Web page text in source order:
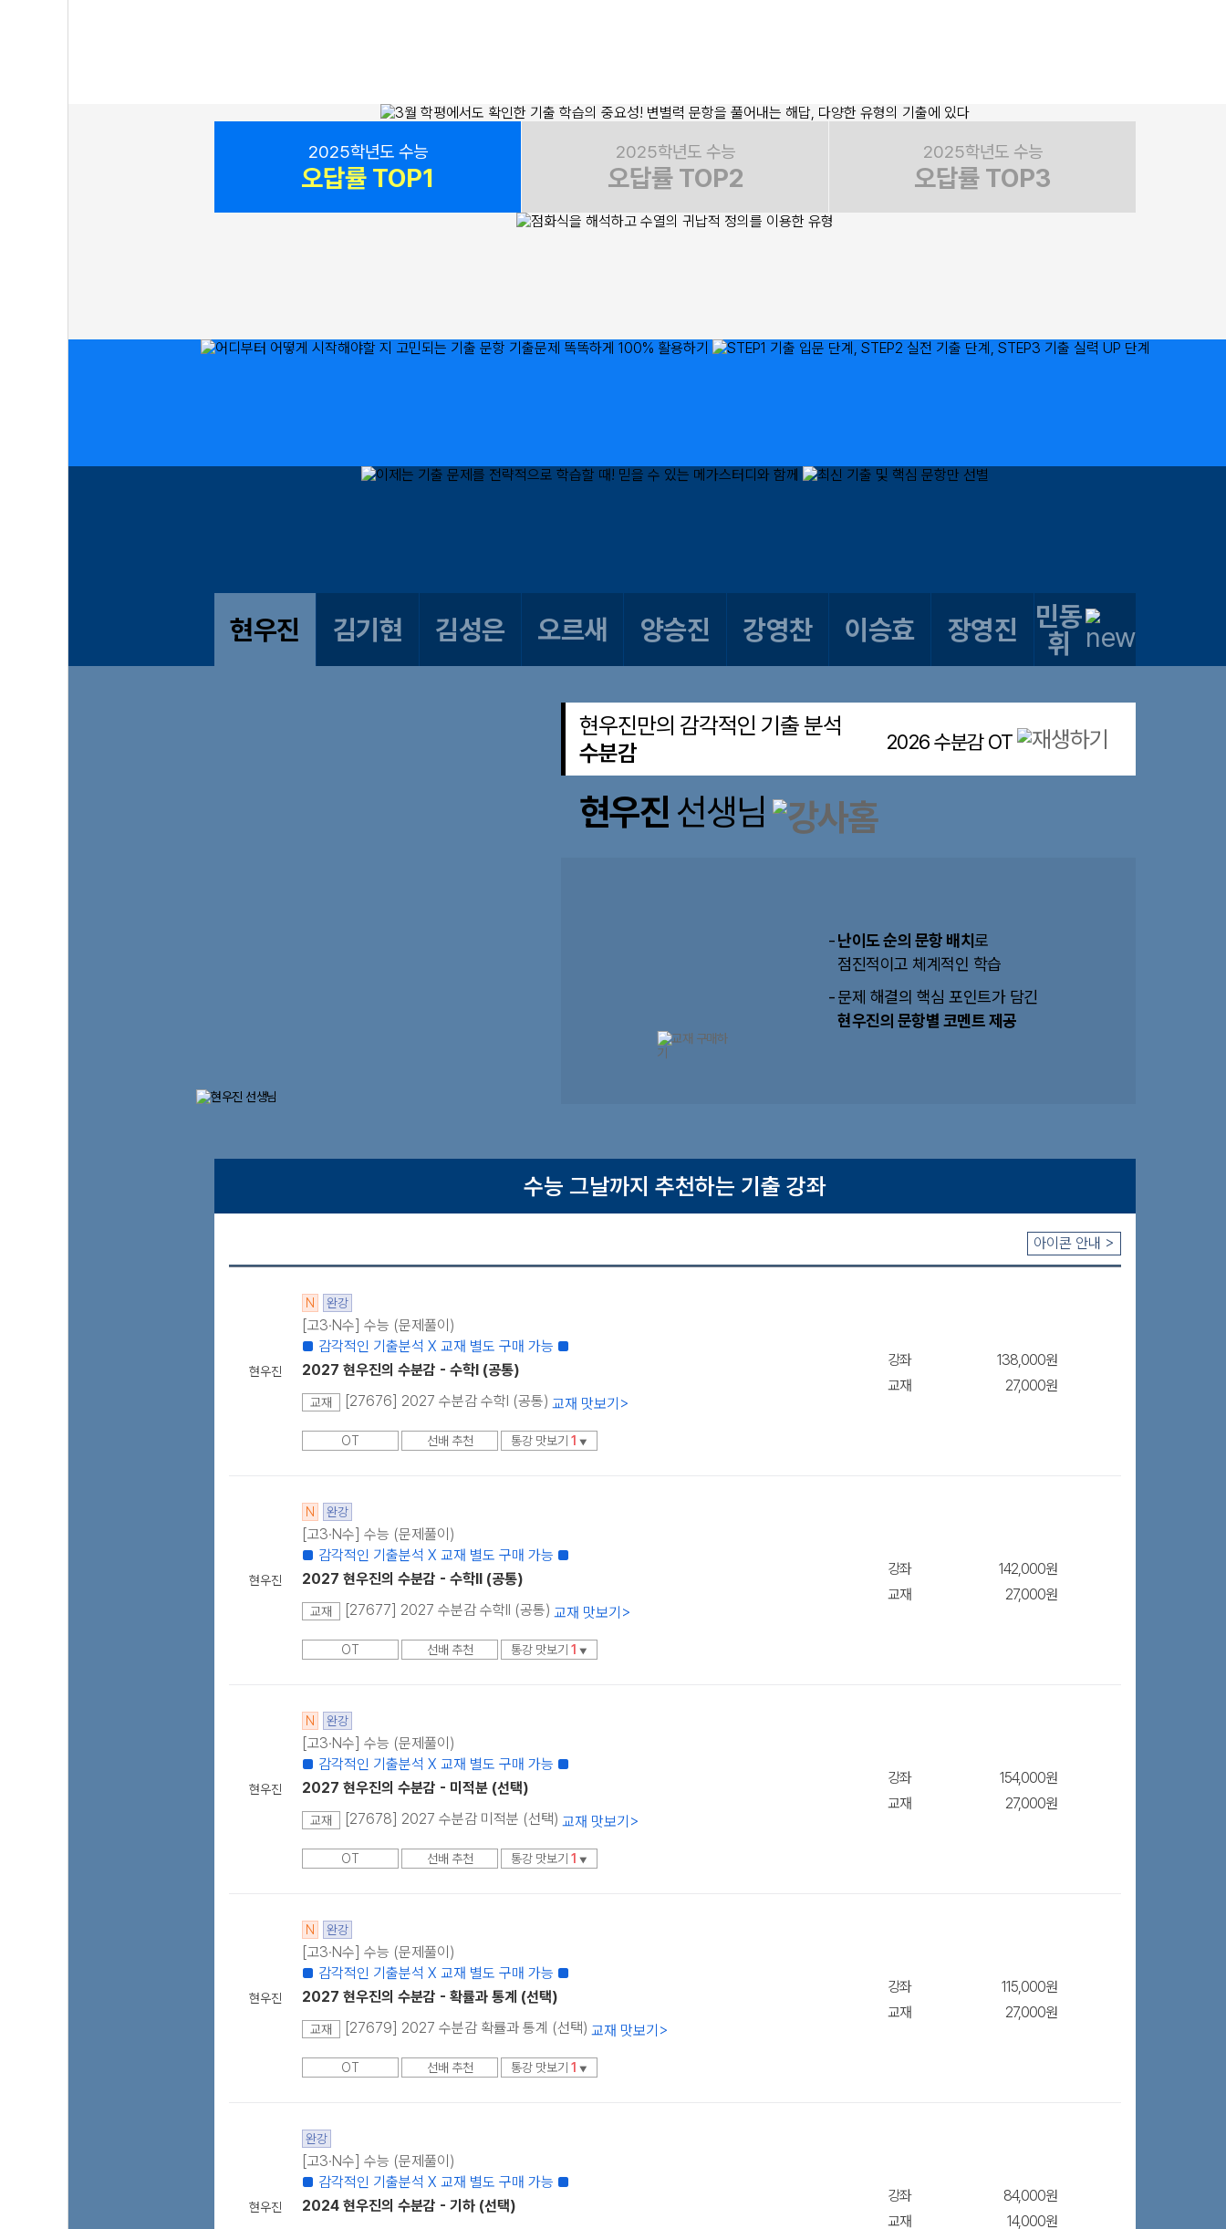
2025학년도 수능
오답률 TOP1
2025학년도 수능
오답률 TOP2
2025학년도 수능
오답률 TOP3
현우진 김기현 김성은 오르새 양승진 강영찬 이승효 장영진
민동
휘
현우진만의 감각적인 기출 분석
수분감
2026 수분감 OT
현우진 선생님
난이도 순의 문항 배치로
점진적이고 체계적인 학습
문제 해결의 핵심 포인트가 담긴
현우진의 문항별 코멘트 제공
수능 그날까지 추천하는 기출 강좌
아이콘 안내 >
현우진
N 완강
[고3·N수] 수능 (문제풀이)
■ 감각적인 기출분석 X 교재 별도 구매 가능 ■
2027 현우진의 수분감 - 수학I (공통)
교재 [27676] 2027 수분감 수학Ⅰ (공통) 교재 맛보기 >
OT 선배 추천 통강 맛보기 1 ▼
강좌
138,000원
교재
27,000원
현우진
N 완강
[고3·N수] 수능 (문제풀이)
■ 감각적인 기출분석 X 교재 별도 구매 가능 ■
2027 현우진의 수분감 - 수학II (공통)
교재 [27677] 2027 수분감 수학ll (공통) 교재 맛보기 >
OT 선배 추천 통강 맛보기 1 ▼
강좌
142,000원
교재
27,000원
현우진
N 완강
[고3·N수] 수능 (문제풀이)
■ 감각적인 기출분석 X 교재 별도 구매 가능 ■
2027 현우진의 수분감 - 미적분 (선택)
교재 [27678] 2027 수분감 미적분 (선택) 교재 맛보기 >
OT 선배 추천 통강 맛보기 1 ▼
강좌
154,000원
교재
27,000원
현우진
N 완강
[고3·N수] 수능 (문제풀이)
■ 감각적인 기출분석 X 교재 별도 구매 가능 ■
2027 현우진의 수분감 - 확률과 통계 (선택)
교재 [27679] 2027 수분감 확률과 통계 (선택) 교재 맛보기 >
OT 선배 추천 통강 맛보기 1 ▼
강좌
115,000원
교재
27,000원
현우진
완강
[고3·N수] 수능 (문제풀이)
■ 감각적인 기출분석 X 교재 별도 구매 가능 ■
2024 현우진의 수분감 - 기하 (선택)
강좌
84,000원
교재
14,000원